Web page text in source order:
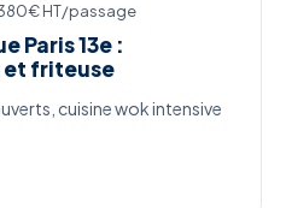
380€ HT/passage
Paris 13e :
et friteuse
cuisine wok intensive